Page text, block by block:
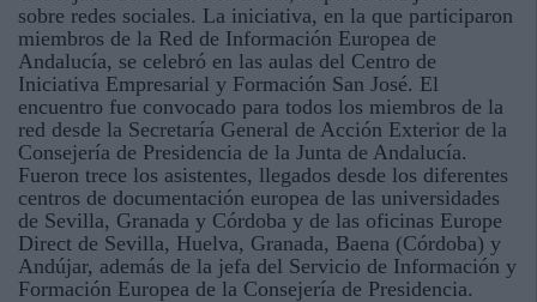
sobre redes sociales. La iniciativa, en la que participaron
miembros de la Red de Información Europea de
Andalucía, se celebró en las aulas del Centro de
Iniciativa Empresarial y Formación San José. El
encuentro fue convocado para todos los miembros de la
red desde la Secretaría General de Acción Exterior de la
Consejería de Presidencia de la Junta de Andalucía.
Fueron trece los asistentes, llegados desde los diferentes
centros de documentación europea de las universidades
de Sevilla, Granada y Córdoba y de las oficinas Europe
Direct de Sevilla, Huelva, Granada, Baena (Córdoba) y
Andújar, además de la jefa del Servicio de Información y
Formación Europea de la Consejería de Presidencia.